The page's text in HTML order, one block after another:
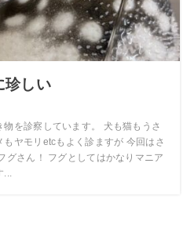
珍しい
を診察しています。 犬も猫もうさ
ヤモリetcもよく診ますが 今回はさ
グさん！ フグとしてはかなりマニア